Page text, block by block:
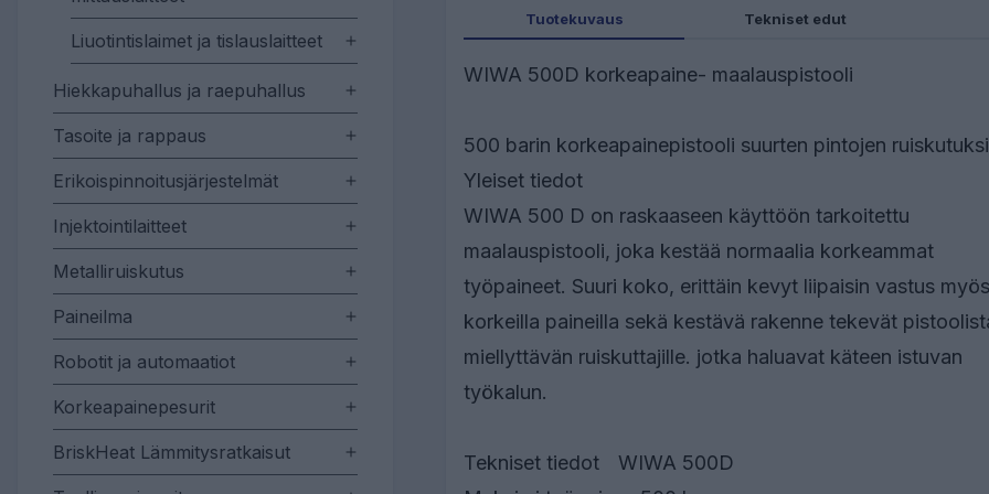
Liuotintislaimet ja tislauslaitteet
Hiekkapuhallus ja raepuhallus
Tasoite ja rappaus
Erikoispinnoitusjärjestelmät
Injektointilaitteet
Metalliruiskutus
Paineilma
Robotit ja automaatiot
Korkeapainepesurit
BriskHeat Lämmitysratkaisut
Tuotekuvaus Tekniset edut
WIWA 500D korkeapaine- maalauspistooli
500 barin korkeapainepistooli suurten pintojen
Yleiset tiedot
WIWA 500 D on raskaaseen käyttöön tarkoitettu
maalauspistooli, joka kestää normaalia korkeammat
työpaineet. Suuri koko, erittäin kevyt liipaisin vastus myös
korkeilla paineilla sekä kestävä rakenne tekevät
miellyttävän ruiskuttajille. jotka haluavat käteen istuvan
työkalun.
Tekniset tiedot
WIWA 500D